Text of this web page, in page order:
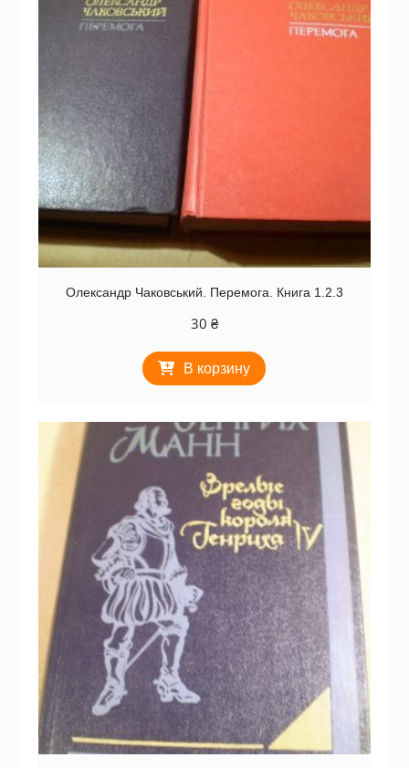
Олександр Чаковський. Перемога. Книга 1.2.3
30 ₴
В корзину